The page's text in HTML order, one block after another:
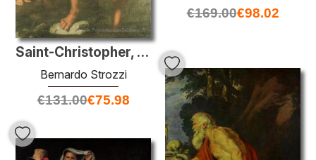
€169.00€98.02
Saint-Christopher, Saint-Sébastien, Saint-Roch
Bernardo Strozzi
€131.00€75.98